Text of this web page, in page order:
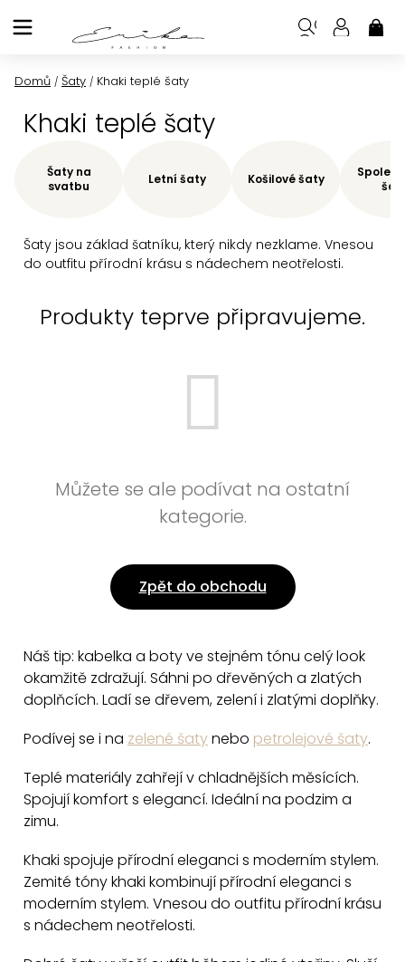
na
Domů / Šaty / Khaki teplé šaty
Khaki teplé šaty
Šaty jsou základ šatníku, který nikdy nezklame. Vnesou
do outfitu přírodní krásu s nádechem neotřelosti.
Šaty na
svatbu
Letní šaty Košilové šaty
Produkty teprve připravujeme.
Můžete se ale podívat na ostatní
kategorie.
Zpět do obchodu
Náš tip: kabelka a boty ve stejném tónu celý look
okamžitě zdražují. Sáhni po dřevěných a zlatých
doplňcích. Ladí se dřevem, zelení i zlatými doplňky.
Podívej se i na zelené šatynebo petrolejové šaty.
Teplé materiály zahřejí v chladnějších měsících.
Spojují komfort s elegancí. Ideální na podzim a
zimu.
Khaki spojuje přírodní eleganci s moderním stylem.
Zemité tóny khaki kombinují přírodní eleganci s
moderním stylem. Vnesou do outfitu přírodní krásu
s nádechem neotřelosti.